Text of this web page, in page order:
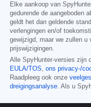
Elke aankoop van
gedurende de aangeboden
geldt het dan geldende
verlengingen en/of
gewijzigd, maar we zullen u
prijswijzigingen.
Alle SpyHunter-versies zijn
EULA/TOS, ons privacy-/
Raadpleeg ook onze
dreigingsanalyse. Als u